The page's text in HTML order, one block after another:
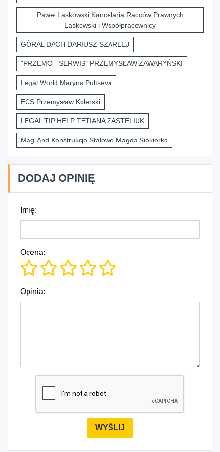
Paweł Laskowski Kancelaria Radców Prawnych
Laskowski i Współpracownicy
GÓRAL DACH DARIUSZ SZARLEJ
"PRZEMO - SERWIS" PRZEMYSŁAW ZAWARYŃSKI
Legal World Maryna Pultseva
ECS Przemysław Kolerski
LEGAL TIP HELP TETIANA ZASTELIUK
Mag-And Konstrukcje Stalowe Magda Siekierko
DODAJ OPINIĘ
Imię:
Ocena:
Opinia: